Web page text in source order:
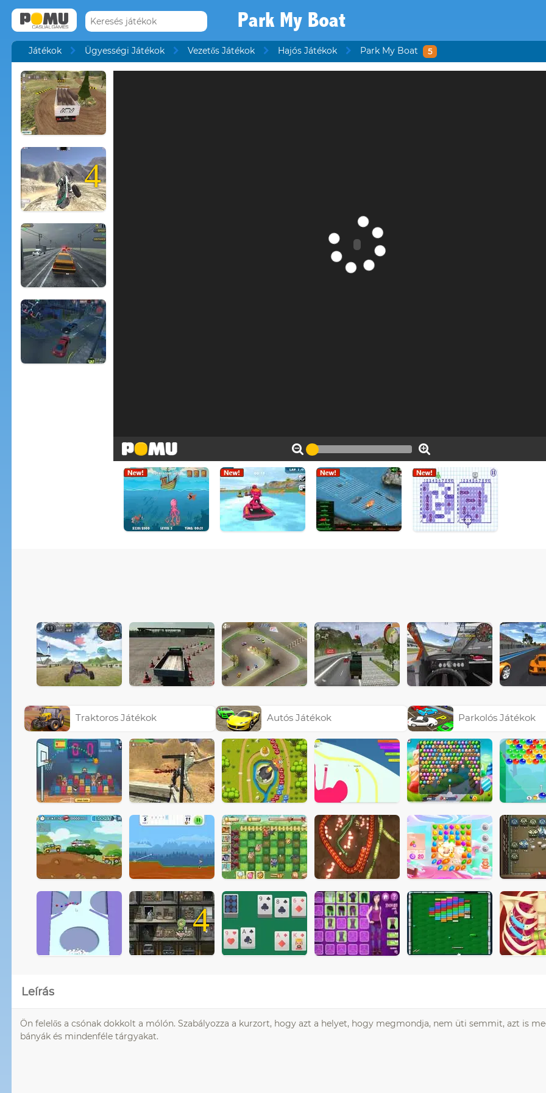
Park My Boat
Játékok Ügyességi Játékok Vezetős Játékok Hajós Játékok Park My Boat 5
4
Traktoros Játékok Autós Játékok Parkolós Játékok
4
Leírás
Ön felelős a csónak dokkolt a mólón. Szabályozza a kurzort, hogy azt a helyet, hogy megmondja, nem üti semmit, azt is
bányák és mindenféle tárgyakat.